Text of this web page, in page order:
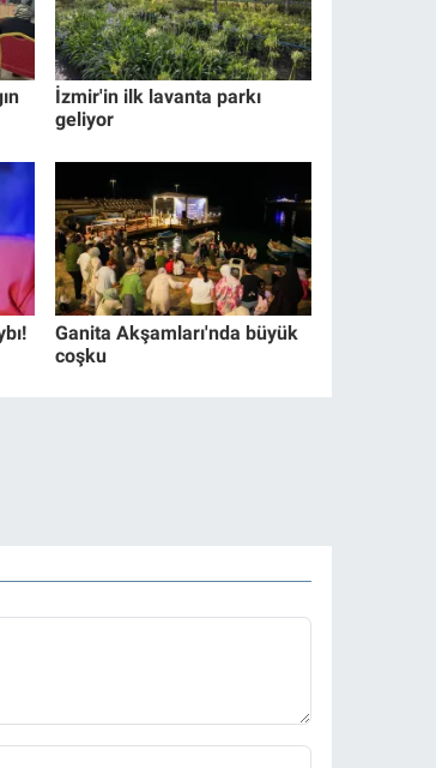
İzmir'in ilk lavanta parkı
geliyor
Ganita Akşamları'nda büyük
coşku